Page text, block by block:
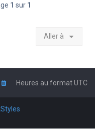
1 sur 1
Aller à
Heures au formatUTC